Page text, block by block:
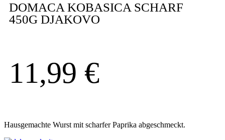
DOMACA KOBASICA SCHARF
450G DJAKOVO
11,99 €
Hausgemachte Wurst mit scharfer Paprika abgeschmeckt.